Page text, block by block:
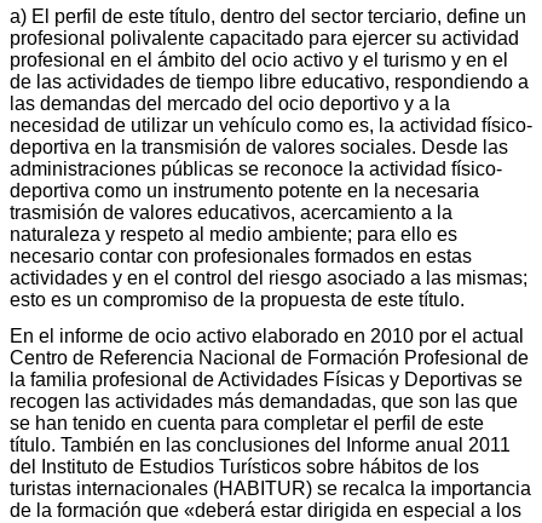
a) El perfil de este título, dentro del sector terciario, define un
profesional polivalente capacitado para ejercer su actividad
profesional en el ámbito del ocio activo y el turismo y en el
de las actividades de tiempo libre educativo, respondiendo a
las demandas del mercado del ocio deportivo y a la
necesidad de utilizar un vehículo como es, la actividad físico-
deportiva en la transmisión de valores sociales. Desde las
administraciones públicas se reconoce la actividad físico-
deportiva como un instrumento potente en la necesaria
trasmisión de valores educativos, acercamiento a la
naturaleza y respeto al medio ambiente; para ello es
necesario contar con profesionales formados en estas
actividades y en el control del riesgo asociado a las mismas;
esto es un compromiso de la propuesta de este título.
En el informe de ocio activo elaborado en 2010 por el actual
Centro de Referencia Nacional de Formación Profesional de
la familia profesional de Actividades Físicas y Deportivas se
recogen las actividades más demandadas, que son las que
se han tenido en cuenta para completar el perfil de este
título. También en las conclusiones del Informe anual 2011
del Instituto de Estudios Turísticos sobre hábitos de los
turistas internacionales (HABITUR) se recalca la importancia
de la formación que «deberá estar dirigida en especial a los